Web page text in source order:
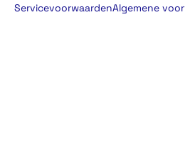
ServicevoorwaardenAlgemene